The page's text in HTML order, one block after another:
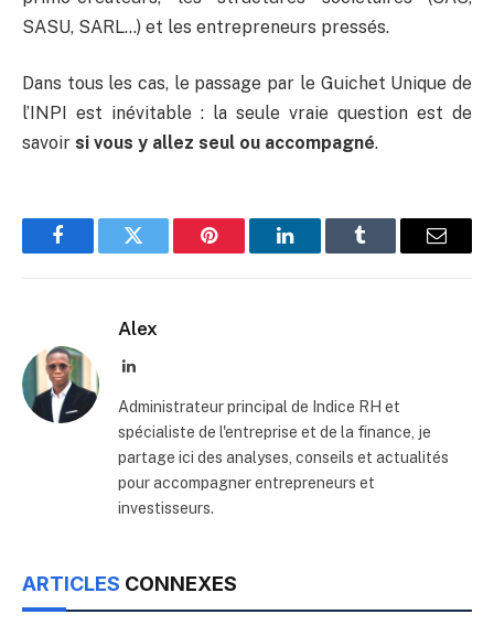
SASU, SARL…) et les entrepreneurs pressés.
Dans tous les cas, le passage par le Guichet Unique de
l’INPI est inévitable : la seule vraie question est de
savoir si vous y allez seul ou accompagné.
FacebookTwitter Pinterest LinkedInTumblr Email
Alex
LinkedIn
Administrateur principal de Indice RH et
spécialiste de l'entreprise et de la finance, je
partage ici des analyses, conseils et actualités
pour accompagner entrepreneurs et
investisseurs.
ARTICLES CONNEXES